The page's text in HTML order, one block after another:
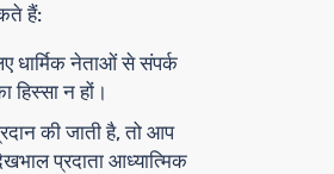
हैं:
धार्मिक नेताओं से संपर्क
हिस्सा न हों।
की जाती है, तो आप
प्रदाता आध्यात्मिक